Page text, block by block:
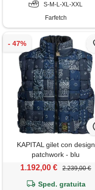
S-M-L-XL-XXL
Farfetch
KAPITAL gilet con design
patchwork - blu
1.192,00 € 2.239,00 €
Sped. gratuita